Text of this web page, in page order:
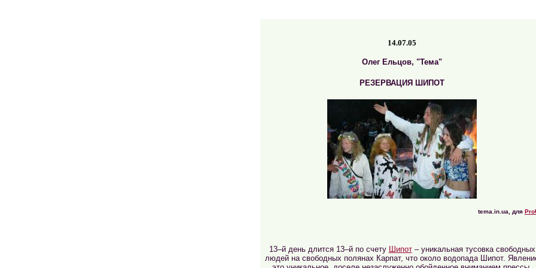
14.07.05
Олег Ельцов, "Тема"
РЕЗЕРВАЦИЯ ШИПОТ
tema.in.ua, для
13–й день длится 13–й по счету Шипот– уникальная тусовка свободных
людей на свободных полянах Карпат, что около водопада Шипот.